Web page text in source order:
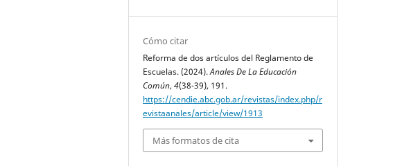
Cómo citar
Reforma de dos artículos del Reglamento de
Escuelas. (2024).Anales De La Educación
Común, 4(38-39), 191.
https://cendie.abc.gob.ar/revistas/index.php/r
evistaanales/article/view/1913
Más formatos de cita